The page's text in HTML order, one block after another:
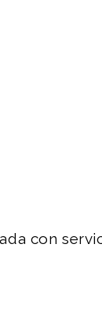
con